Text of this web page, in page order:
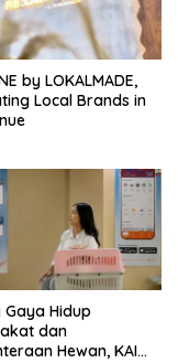
by LOKALMADE,
Local Brands in
Gaya Hidup
dan
Hewan, KAI